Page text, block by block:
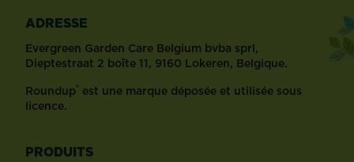
ADRESSE
Evergreen Garden Care Belgium bvba sprl,
Dieptestraat 2 boîte 11, 9160 Lokeren, Belgique.
Roundup® est une marque déposée et utilisée sous
licence.
PRODUITS